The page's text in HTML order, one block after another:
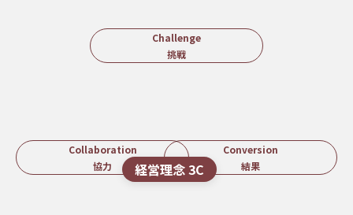
Challenge
挑戦
Collaboration
協力
Conversion
結果
経営理念 3C